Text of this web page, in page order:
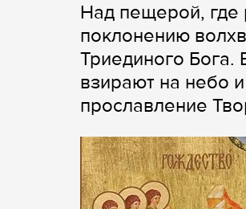
Над пещерой, где
поклонению
Триединого
взирают на небо
прославление